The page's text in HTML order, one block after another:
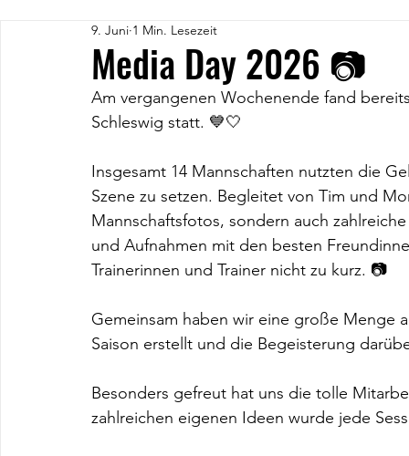
Media Day 2026 📷
9. Juni 1 Min. Lesezeit
Am vergangenen Wochenende fand
Schleswig statt. 💙🤍
Insgesamt 14 Mannschaften nutzten die
Szene zu setzen. Begleitet von Tim und
Mannschaftsfotos, sondern auch
und Aufnahmen mit den besten
Trainerinnen und Trainer nicht zu kurz. 📷
Gemeinsam haben wir eine große
Saison erstellt und die Begeisterung
Besonders gefreut hat uns die tolle
zahlreichen eigenen Ideen wurde jede